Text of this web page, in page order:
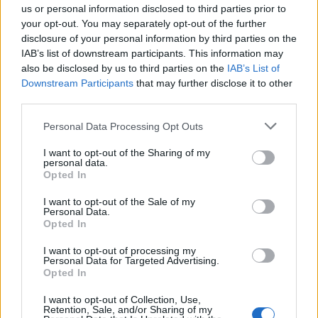
us or personal information disclosed to third parties prior to
your opt-out. You may separately opt-out of the further
disclosure of your personal information by third parties on the
IAB’s list of downstream participants. This information may
also be disclosed by us to third parties on the IAB’s List of
Downstream Participants that may further disclose it to other
Personal Data Processing Opt Outs
I want to opt-out of the Sharing of my
personal data.
Opted In
I want to opt-out of the Sale of my
Personal Data.
Opted In
I want to opt-out of processing my
Personal Data for Targeted Advertising.
Opted In
I want to opt-out of Collection, Use,
Retention, Sale, and/or Sharing of my
αντιδράσει. Αυτό το χάλι, πρέπει να σταματήσει.
ΥΓ2: Πολλά μπράβο στον κόσμο της ομάδας που
δεν ξέφυγε σε κανένα σημείο αυτής της
αδιανόητης ληστείας.
ΥΓ3: Ο Παναθηναϊκός έχει μια ακόμα ζαριά. Και
τελειώσει όλους. Τώρα που τον έχουν τελειωμένο.
READ MORE
Δημήτρης Γιαννακόπουλος: «Ελπίζω η
Βαλένθια να καταθέσει αίτημα για να
παρακολουθήσω το Game 5»
Παναθηναϊκός AKTOR - Βαλένθια 86-89: Τα
highlights του αγώνα
Έξαλλος με διαιτησία ο Αταμάν – «Έχω